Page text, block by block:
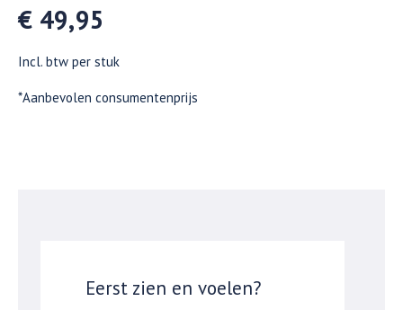
€ 49,95
Incl. btw per stuk
*Aanbevolen consumentenprijs
Eerst zien en voelen?